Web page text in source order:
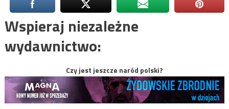
Wspieraj niezależne
wydawnictwo:
Czy jest jeszcze naród polski?